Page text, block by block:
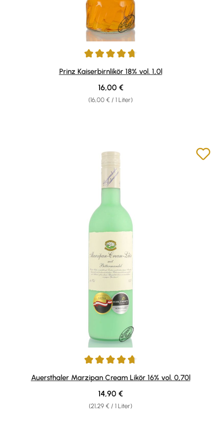
Durchschnittliche Bewertung von 4.83 von 5 Sternen
Prinz Kaiserbirnlikör 18% vol. 1,0l
(16,00 € / 1 Liter)
Regulärer Preis:
16,00 €
Durchschnittliche Bewertung von 4.82 von 5 Sternen
Auersthaler Marzipan Cream Likör 16% vol. 0,70l
(21,29 € / 1 Liter)
Regulärer Preis:
14,90 €